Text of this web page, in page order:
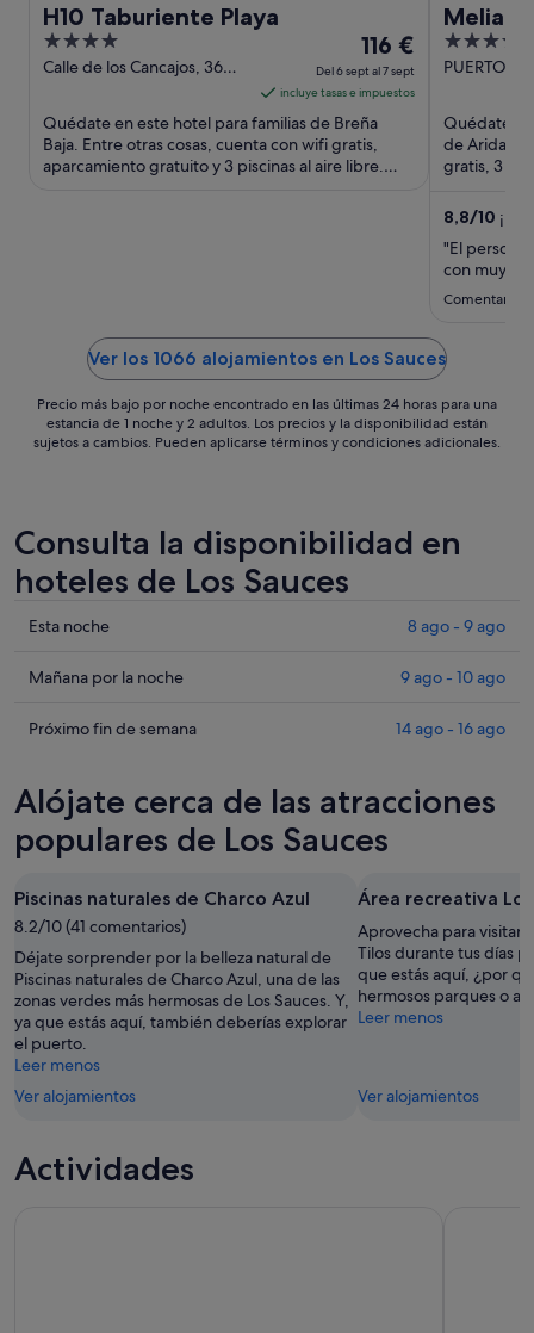
H10 Taburiente Playa
4
out
5
Calle de los Cancajos, 36
El
precio
es
de
116 €
por
sept
116 €
Del 6 sept al 7 sept
incluye tasas e impuestos
Quédate en este hotel para familias de Breña
Baja. Entre otras cosas, cuenta con wifi gratis,
aparcamiento gratuito y 3 piscinas al aire libre.
Melia
4
out
5
PUERTO
Quédate en
de Aridane.
gratis, 3
8,8/10
"El
con muy
Comentario
Ver los 1066 alojamientos en Los Sauces
Precio más bajo por noche encontrado en las últimas 24 horas para una
estancia de 1 noche y 2 adultos. Los precios y la disponibilidad están
sujetos a cambios. Pueden aplicarse términos y condiciones adicionales.
Consulta la disponibilidad en
hoteles de Los Sauces
Comprueba
precios
Los
esta
noche,
8
-
9
ago
Esta noche 8 ago - 9 ago
Comprueba
precios
Sauces
para
mañana
la
noche,
9
ago
-
10
ago
Mañana por la noche 9 ago - 10 ago
Comprueba
en
Los
Sauces
el
próximo
fin
de
semana,
14
ago
-
16
Próximo fin de semana 14 ago - 16 ago
Alójate cerca de las atracciones
populares de Los Sauces
Piscinas naturales de Charco Azul
8.2/10 (41 comentarios)
Déjate sorprender por la belleza natural de
Piscinas naturales de Charco Azul, una de las
zonas verdes más hermosas de Los Sauces. Y,
ya que estás aquí, también deberías explorar
el puerto.
Leer menos
Ver alojamientos
Área recreativa
Aprovecha para visitar
Tilos durante tus días
que estás aquí, ¿por
hermosos parques o
Leer menos
Ver alojamientos
Actividades